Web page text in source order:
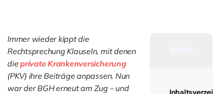
Immer wieder kippt die
Rechtsprechung Klauseln, mit denen
dieprivate Krankenversicherung
(PKV) ihre Beiträge anpassen. Nun
war der BGH erneut am Zug – und